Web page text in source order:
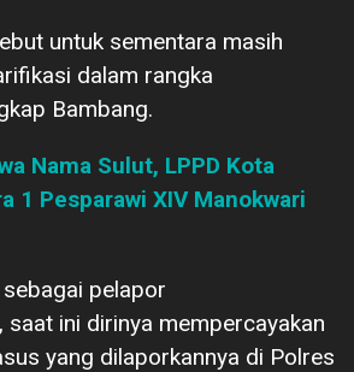
untuk sementara masih
dalam rangka
Bambang.
Nama Sulut, LPPD Kota
1 Pesparawi XIV Manokwari
pelapor
saat ini dirinya mempercayakan
yang dilaporkannya di Polres